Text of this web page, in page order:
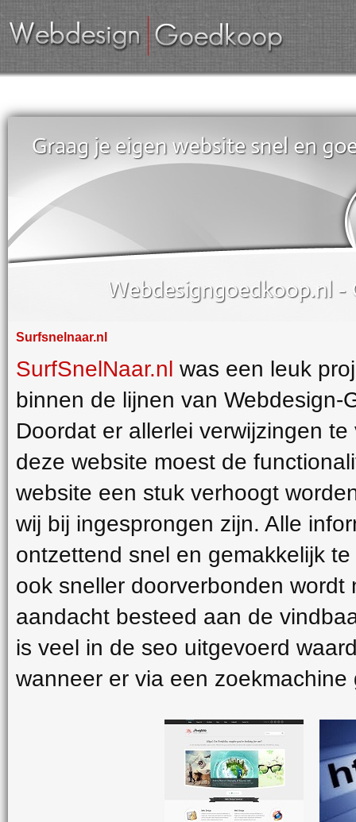
Surfsnelnaar.nl
SurfSnelNaar.nl was een leuk
binnen de lijnen van Webdesign-
Doordat er allerlei verwijzingen
deze website moest de
website een stuk verhoogt
wij bij ingesprongen zijn. Alle
ontzettend snel en gemakkelijk
ook sneller doorverbonden
aandacht besteed aan de
is veel in de seo uitgevoerd
wanneer er via een zoekmachine